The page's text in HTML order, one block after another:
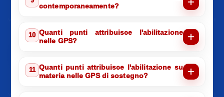
contemporaneamente?
10 Quanti punti attribuisce l'abilitazione
nelle GPS?
11 Quanti punti attribuisce l'abilitazione su
materia nelle GPS di sostegno?